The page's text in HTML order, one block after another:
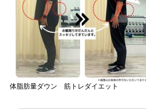
体脂肪量ダウン 筋トレダイエット